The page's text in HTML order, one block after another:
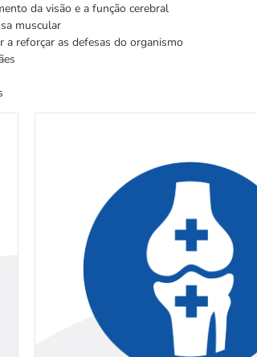
da visão e a função cerebral
muscular
a reforçar as defesas do organismo